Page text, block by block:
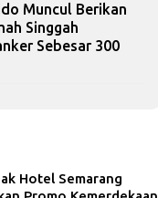
Muncul Berikan
Singgah
Sebesar 300
Hotel Semarang